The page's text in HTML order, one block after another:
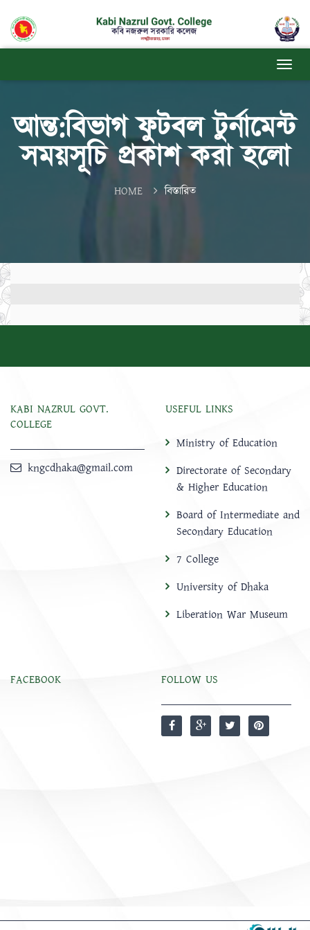
আন্ত:বিভাগ ফুটবল টুর্নামেন্ট
সময়সূচি প্রকাশ করা হলো
HOME বিস্তারিত
KABI NAZRUL GOVT.
COLLEGE
kngcdhaka@gmail.com
USEFUL LINKS
Ministry of Education
Directorate of Secondary
& Higher Education
Board of Intermediate and
Secondary Education
7 College
University of Dhaka
Liberation War Museum
FACEBOOK FOLLOW US